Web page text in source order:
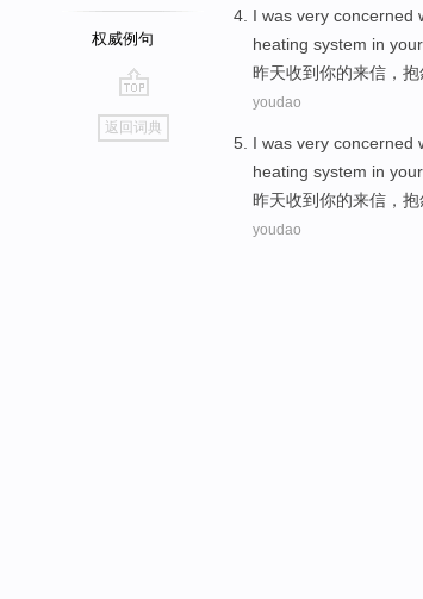
权威例句
go
top
返回词典
I was very concerned
heating system in
昨天收到你的来信 ， 抱
youdao
I was very concerned
heating system in
昨天收到你的来信 ， 抱
youdao